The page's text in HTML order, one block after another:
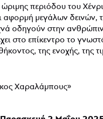
περιόδου του
μεγάλων δεινών,
οδηγούν στην
στο επίκεντρο το
της ενοχής, της
Χαραλάμπους»